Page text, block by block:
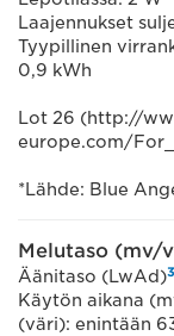
Laajennukset
Tyypillinen
0,9 kWh
Lot 26 (http://
europe.com/
*Lähde: Blue
Melutaso (mv/
Äänitaso (LwAd)3
Käytön aikana
(väri): enintään